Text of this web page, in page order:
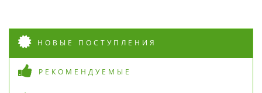
НОВЫЕ ПОСТУПЛЕНИЯ
РЕКОМЕНДУЕМЫЕ